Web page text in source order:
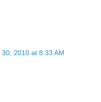
2010 at 8:33 AM